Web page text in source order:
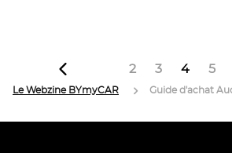
2 3 4 5
Le Webzine BYmyCAR Guide d'achat